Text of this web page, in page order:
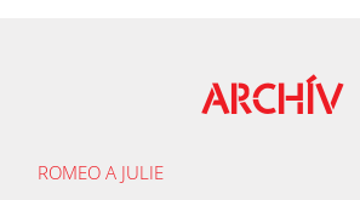
ARCHÍV
ROMEO A JULIE